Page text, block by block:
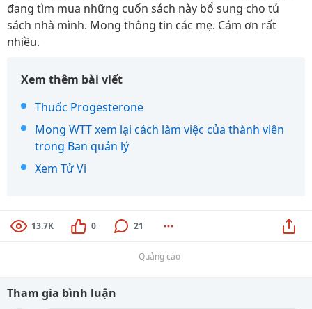
đang tìm mua những cuốn sách này bổ sung cho tủ
sách nhà mình. Mong thông tin các mẹ. Cám ơn rất
nhiều.
Xem thêm bài viết
Thuốc Progesterone
Mong WTT xem lại cách làm việc của thành viên
trong Ban quản lý
Xem Tử Vi
13.7K 0 21
Quảng cáo
Tham gia bình luận